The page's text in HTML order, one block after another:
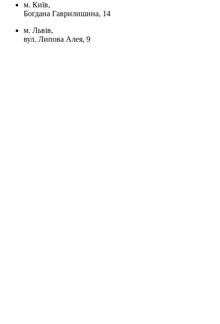
м. Київ,
Богдана Гаврилишина, 14
м. Львів,
вул. Липова Алея, 9